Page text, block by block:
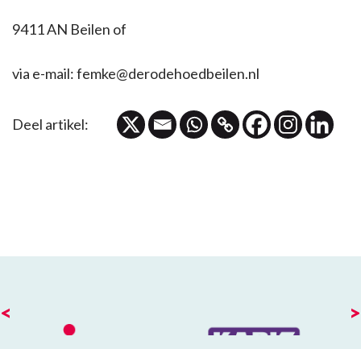
9411 AN Beilen of
via e-mail: femke@derodehoedbeilen.nl
Deel artikel:
< >